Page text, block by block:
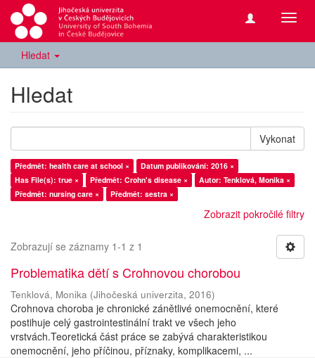
Hledat
Hledat
Vykonat
Předmět: health care at school ×
Datum publikování: 2016 ×
Has File(s): true ×
Předmět: Crohn's disease ×
Autor: Tenklová, Monika ×
Předmět: nursing care ×
Předmět: sestra ×
Zobrazit pokročilé filtry
Zobrazují se záznamy 1-1 z 1
Problematika dětí s Crohnovou chorobou
Tenklová, Monika (Jihočeská univerzita, 2016)
Crohnova choroba je chronické zánětlivé onemocnění, které
postihuje celý gastrointestinální trakt ve všech jeho
vrstvách.Teoretická část práce se zabývá charakteristikou
onemocnění, jeho příčinou, příznaky, komplikacemi, ...